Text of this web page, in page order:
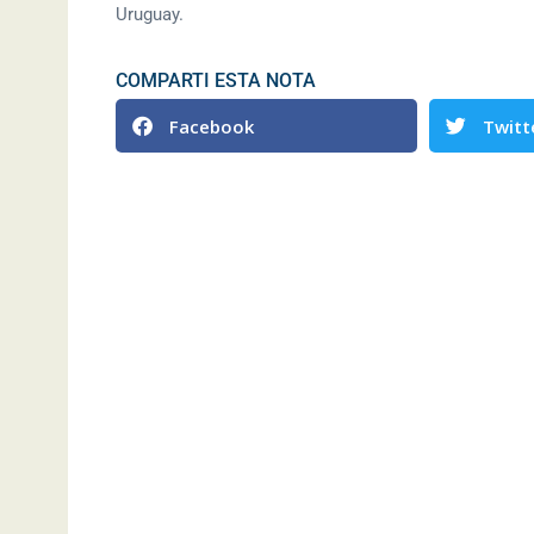
Uruguay.
COMPARTI ESTA NOTA
Facebook